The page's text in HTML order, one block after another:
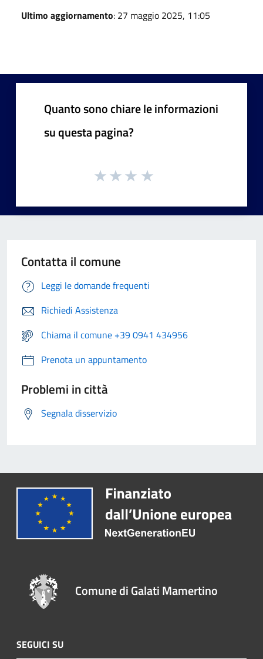
Ultimo aggiornamento: 27 maggio 2025, 11:05
Quanto sono chiare le informazioni
su questa pagina?
Contatta il comune
Leggi le domande frequenti
Richiedi Assistenza
Chiama il comune +39 0941 434956
Prenota un appuntamento
Problemi in città
Segnala disservizio
Comune di Galati Mamertino
SEGUICI SU